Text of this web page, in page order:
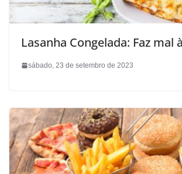
Lasanha Congelada: Faz mal
sábado, 23 de setembro de 2023